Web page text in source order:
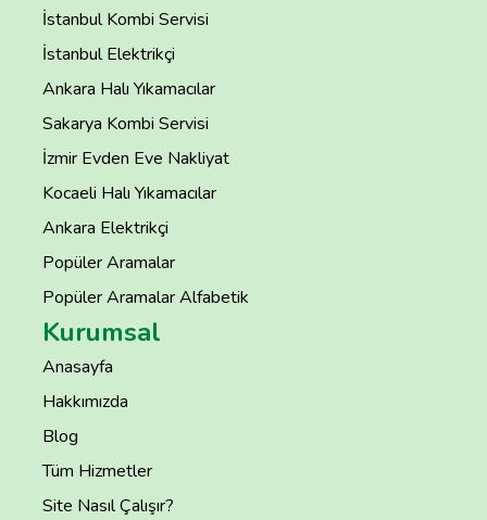
İstanbul Kombi Servisi
İstanbul Elektrikçi
Ankara Halı Yıkamacılar
Sakarya Kombi Servisi
İzmir Evden Eve Nakliyat
Kocaeli Halı Yıkamacılar
Ankara Elektrikçi
Popüler Aramalar
Popüler Aramalar Alfabetik
Kurumsal
Anasayfa
Hakkımızda
Blog
Tüm Hizmetler
Site Nasıl Çalışır?